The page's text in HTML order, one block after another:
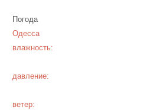
Погода
Одесса
влажность:
давление:
ветер: